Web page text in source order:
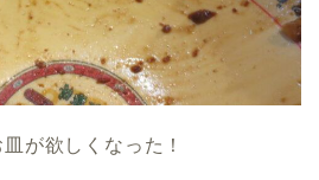
が欲しくなった！